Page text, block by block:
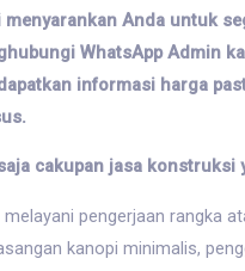
menyarankan Anda untuk
WhatsApp Admin
informasi harga
cakupan jasa konstruksi
melayani pengerjaan rangka
kanopi minimalis,